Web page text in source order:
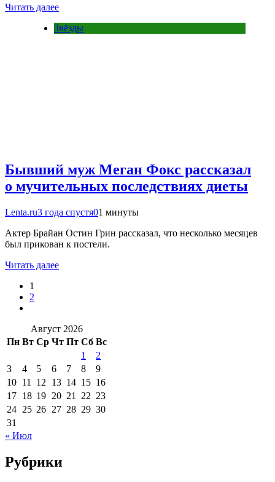
Читать далее
Звёзды
Бывший муж Меган Фокс рассказал
о мучительных последствиях диеты
Lenta.ru3 года спустя01 минуты
Актер Брайан Остин Грин рассказал, что несколько месяцев
был прикован к постели.
Читать далее
1
2
Август 2026
Пн Вт Ср Чт Пт Сб Вс
1
2
3
4 5 6 7 8
9
10 11 12 13 14 15 16
17 18 19 20 21 22 23
24 25 26 27 28 29 30
31
« Июл
Рубрики